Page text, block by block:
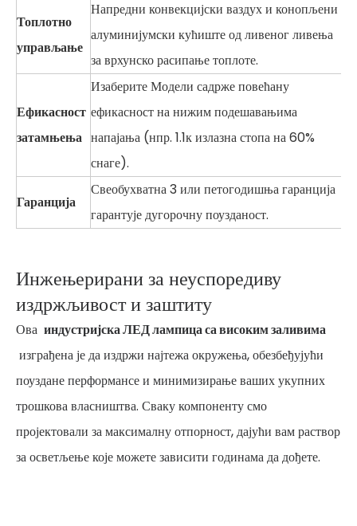
Топлотно
управљање
Напредни конвекцијски ваздух и конопљени
алуминијумски кућиште од ливеног ливења
за врхунско расипање топлоте.
Ефикасност
затамњења
Изаберите Модели садрже повећану
ефикасност на нижим подешавањима
напајања (нпр. 1.1к излазна стопа на 60%
снаге).
Гаранција
Свеобухватна 3 или петогодишња гаранција
гарантује дугорочну поузданост.
Инжењерирани за неуспоредиву
издржљивост и заштиту
Ова индустријска ЛЕД лампица са високим заливима
изграђена је да издржи најтежа окружења, обезбеђујући
поуздане перформансе и минимизирање ваших укупних
трошкова власништва. Сваку компоненту смо
пројектовали за максималну отпорност, дајући вам раствор
за осветљење које можете зависити годинама да дођете.